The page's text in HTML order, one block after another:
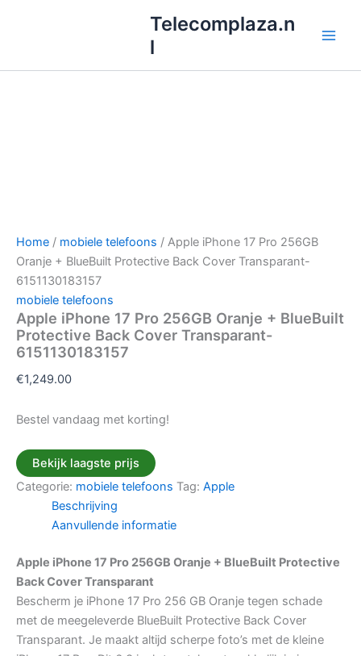
inhoud
Telecomplaza.n
l
Home / mobiele telefoons / Apple iPhone 17 Pro 256GB
Oranje + BlueBuilt Protective Back Cover Transparant-
6151130183157
mobiele telefoons
Apple iPhone 17 Pro 256GB Oranje + BlueBuilt
Protective Back Cover Transparant-
6151130183157
€1,249.00
Bestel vandaag met korting!
Bekijk laagste prijs
Categorie: mobiele telefoons Tag: Apple
Beschrijving
Aanvullende informatie
Apple iPhone 17 Pro 256GB Oranje + BlueBuilt Protective
Back Cover Transparant
Bescherm je iPhone 17 Pro 256 GB Oranje tegen schade
met de meegeleverde BlueBuilt Protective Back Cover
Transparant. Je maakt altijd scherpe foto’s met de kleine